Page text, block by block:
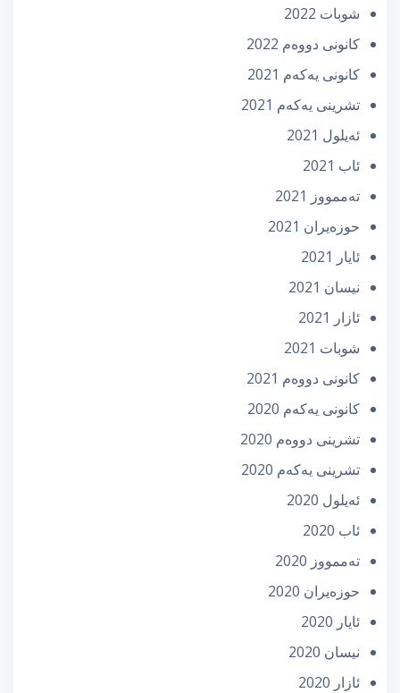
شوبات 2022
كانونی دووه‌م 2022
كانونی یه‌كه‌م 2021
تشرینی یه‌كه‌م 2021
ئه‌یلول 2021
ئاب 2021
تەممووز 2021
حوزه‌یران 2021
ئایار 2021
نیسان 2021
ئازار 2021
شوبات 2021
كانونی دووه‌م 2021
كانونی یه‌كه‌م 2020
تشرینی دووه‌م 2020
تشرینی یه‌كه‌م 2020
ئه‌یلول 2020
ئاب 2020
تەممووز 2020
حوزه‌یران 2020
ئایار 2020
نیسان 2020
ئازار 2020